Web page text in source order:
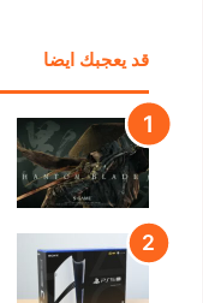
قد يعجبك ايضا